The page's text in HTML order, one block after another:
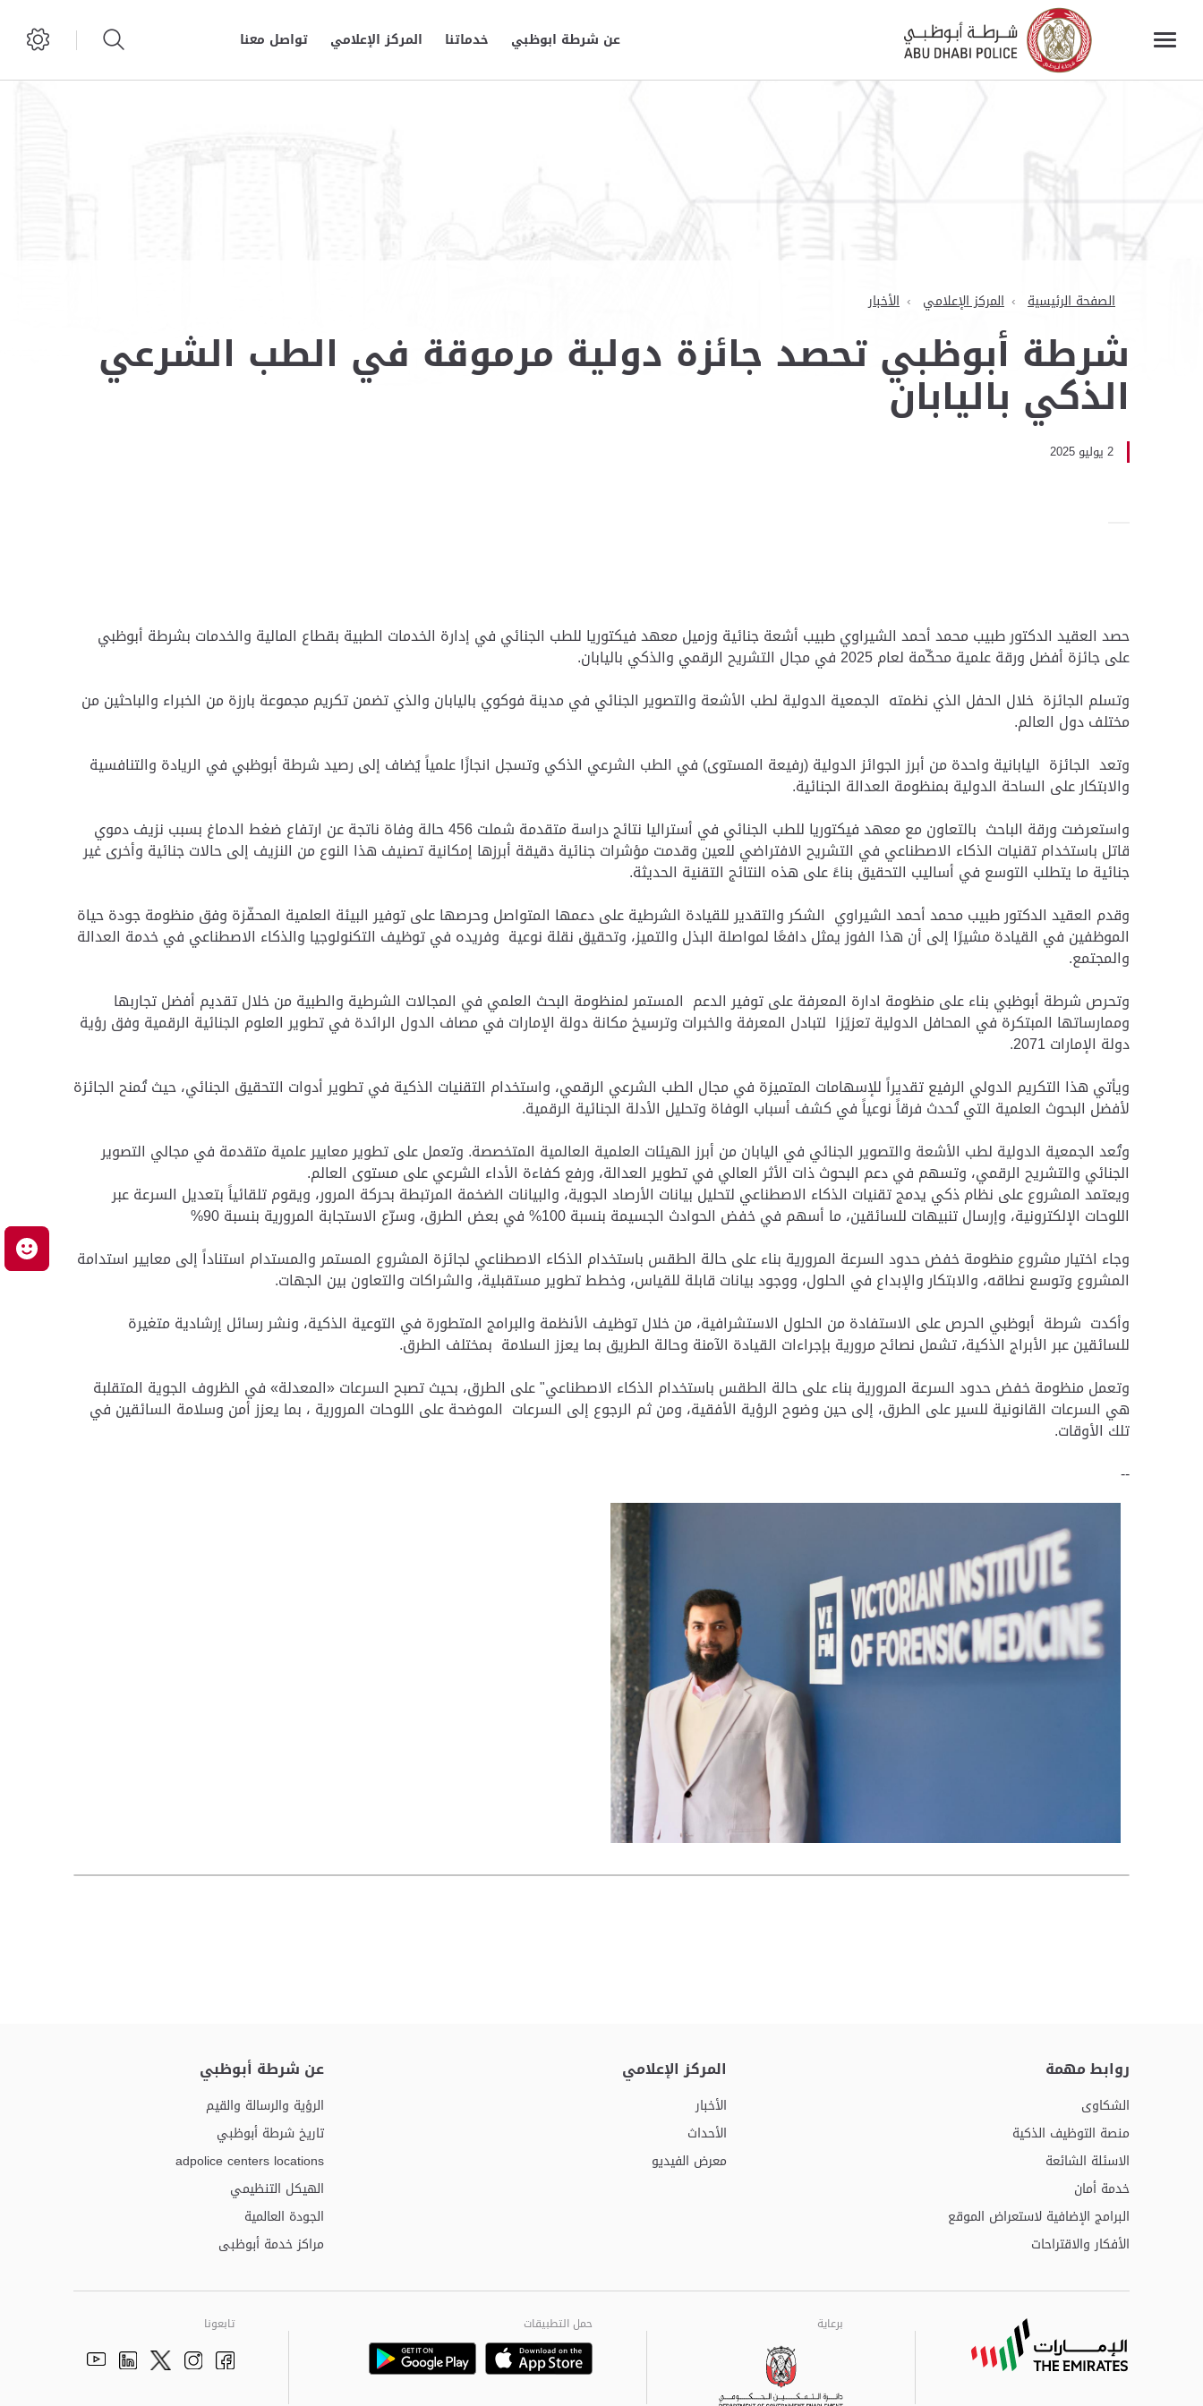
عن شرطة ابوظبي خدماتنا المركز الإعلامي تواصل معنا
الصفحة الرئيسية المركز الإعلامي الأخبار
شرطة أبوظبي تحصد جائزة دولية مرموقة في الطب الشرعي
الذكي باليابان
2 يوليو 2025
حصد العقيد الدكتور طبيب محمد أحمد الشيراوي طبيب أشعة جنائية وزميل معهد فيكتوريا للطب الجنائي في إدارة الخدمات الطبية بقطاع المالية والخدمات بشرطة أبوظبي
على جائزة أفضل ورقة علمية محكّمة لعام 2025 في مجال التشريح الرقمي والذكي باليابان.
وتسلم الجائزة خلال الحفل الذي نظمته الجمعية الدولية لطب الأشعة والتصوير الجنائي في مدينة فوكوي باليابان والذي تضمن تكريم مجموعة بارزة من الخبراء والباحثين من
مختلف دول العالم.
وتعد الجائزة اليابانية واحدة من أبرز الجوائز الدولية (رفيعة المستوى) في الطب الشرعي الذكي وتسجل انجازًا علمياً يُضاف إلى رصيد شرطة أبوظبي في الريادة والتنافسية
والابتكار على الساحة الدولية بمنظومة العدالة الجنائية.
واستعرضت ورقة الباحث بالتعاون مع معهد فيكتوريا للطب الجنائي في أستراليا نتائج دراسة متقدمة شملت 456 حالة وفاة ناتجة عن ارتفاع ضغط الدماغ بسبب نزيف دموي
قاتل باستخدام تقنيات الذكاء الاصطناعي في التشريح الافتراضي للعين وقدمت مؤشرات جنائية دقيقة أبرزها إمكانية تصنيف هذا النوع من النزيف إلى حالات جنائية وأخرى غير
جنائية ما يتطلب التوسع في أساليب التحقيق بناءً على هذه النتائج التقنية الحديثة.
وقدم العقيد الدكتور طبيب محمد أحمد الشيراوي الشكر والتقدير للقيادة الشرطية على دعمها المتواصل وحرصها على توفير البيئة العلمية المحفّزة وفق منظومة جودة حياة
الموظفين في القيادة مشيرًا إلى أن هذا الفوز يمثل دافعًا لمواصلة البذل والتميز، وتحقيق نقلة نوعية وفريده في توظيف التكنولوجيا والذكاء الاصطناعي في خدمة العدالة
والمجتمع.
وتحرص شرطة أبوظبي بناء على منظومة ادارة المعرفة على توفير الدعم المستمر لمنظومة البحث العلمي في المجالات الشرطية والطبية من خلال تقديم أفضل تجاربها
وممارساتها المبتكرة في المحافل الدولية تعزيًزا لتبادل المعرفة والخبرات وترسيخ مكانة دولة الإمارات في مصاف الدول الرائدة في تطوير العلوم الجنائية الرقمية وفق رؤية
دولة الإمارات 2071.
ويأتي هذا التكريم الدولي الرفيع تقديراً للإسهامات المتميزة في مجال الطب الشرعي الرقمي، واستخدام التقنيات الذكية في تطوير أدوات التحقيق الجنائي، حيث تُمنح الجائزة
لأفضل البحوث العلمية التي تُحدث فرقاً نوعياً في كشف أسباب الوفاة وتحليل الأدلة الجنائية الرقمية.
وتُعد الجمعية الدولية لطب الأشعة والتصوير الجنائي في اليابان من أبرز الهيئات العلمية العالمية المتخصصة. وتعمل على تطوير معايير علمية متقدمة في مجالي التصوير
الجنائي والتشريح الرقمي، وتسهم في دعم البحوث ذات الأثر العالي في تطوير العدالة، ورفع كفاءة الأداء الشرعي على مستوى العالم.
ويعتمد المشروع على نظام ذكي يدمج تقنيات الذكاء الاصطناعي لتحليل بيانات الأرصاد الجوية، والبيانات الضخمة المرتبطة بحركة المرور، ويقوم تلقائياً بتعديل السرعة عبر
اللوحات الإلكترونية، وإرسال تنبيهات للسائقين، ما أسهم في خفض الحوادث الجسيمة بنسبة 100% في بعض الطرق، وسرّع الاستجابة المرورية بنسبة 90%
وجاء اختيار مشروع منظومة خفض حدود السرعة المرورية بناء على حالة الطقس باستخدام الذكاء الاصطناعي لجائزة المشروع المستمر والمستدام استناداً إلى معايير استدامة
المشروع وتوسع نطاقه، والابتكار والإبداع في الحلول، ووجود بيانات قابلة للقياس، وخطط تطوير مستقبلية، والشراكات والتعاون بين الجهات.
وأكدت شرطة أبوظبي الحرص على الاستفادة من الحلول الاستشرافية، من خلال توظيف الأنظمة والبرامج المتطورة في التوعية الذكية، ونشر رسائل إرشادية متغيرة
للسائقين عبر الأبراج الذكية، تشمل نصائح مرورية بإجراءات القيادة الآمنة وحالة الطريق بما يعزز السلامة بمختلف الطرق.
وتعمل منظومة خفض حدود السرعة المرورية بناء على حالة الطقس باستخدام الذكاء الاصطناعي" على الطرق، بحيث تصبح السرعات «المعدلة» في الظروف الجوية المتقلبة
هي السرعات القانونية للسير على الطرق، إلى حين وضوح الرؤية الأفقية، ومن ثم الرجوع إلى السرعات الموضحة على اللوحات المرورية ، بما يعزز أمن وسلامة السائقين في
تلك الأوقات.
--
روابط مهمة
الشكاوى
منصة التوظيف الذكية
الاسئلة الشائعة
خدمة أمان
البرامج الإضافية لاستعراض الموقع
الأفكار والاقتراحات
المركز الإعلامي
الأخبار
الأحداث
معرض الفيديو
عن شرطة أبوظبي
الرؤية والرسالة والقيم
تاريخ شرطة أبوظبي
adpolice centers locations
الهيكل التنظيمي
الجودة العالمية
مراكز خدمة أبوظبى
تابعونا
Facebook
Instagram
Twitter
Linkedin
Youtube
حمل التطبيقات
Google
Playstore
برعاية
برعاية